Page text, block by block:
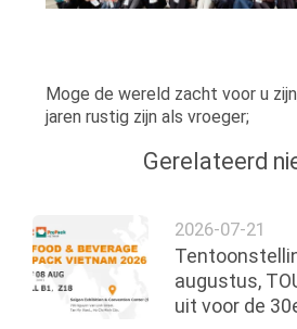
SITEMAP
PRIVACYBELEID
Moge de wereld zacht voor u
jaren rustig zijn als vroeger;
Gerelateerd
2026-07-21
augustus,
uit voor de